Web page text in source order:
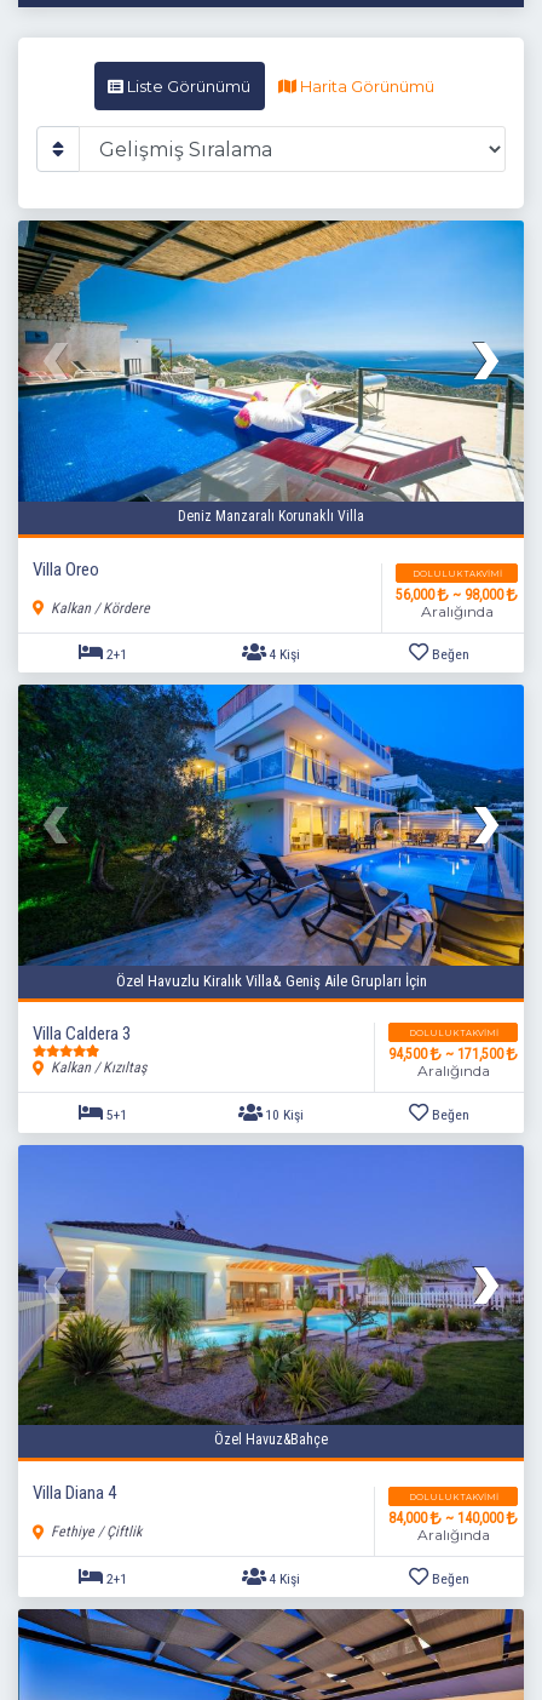
Liste Görünümü Harita Görünümü
Deniz Manzaralı Korunaklı Villa
Villa Oreo
Kalkan / Kördere
DOLULUK TAKVIMI
56,000 ~ 98,000
Aralığında
2+1 4 Kişi Beğen
Özel Havuzlu Kiralık Villa& Geniş Aile Grupları İçin
Villa Caldera 3
Kalkan / Kızıltaş
DOLULUK TAKVIMI
94,500 ~ 171,500
Aralığında
5+1 10 Kişi Beğen
Özel Havuz&Bahçe
Villa Diana 4
Fethiye / Çiftlik
DOLULUK TAKVIMI
84,000 ~ 140,000
Aralığında